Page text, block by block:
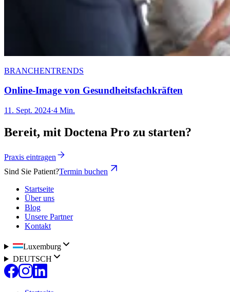
BRANCHENTRENDS
Online-Image von Gesundheitsfachkräften
11. Sept. 2024·4 Min.
Bereit, mit Doctena Pro zu starten?
Praxis eintragen
Sind Sie Patient?Termin buchen
Startseite
Über uns
Blog
Unsere Partner
Kontakt
Luxemburg
DEUTSCH